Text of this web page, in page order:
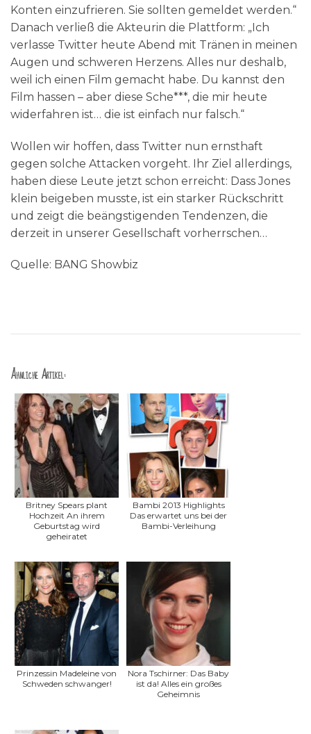
Konten einzufrieren. Sie sollten gemeldet werden.“
Danach verließ die Akteurin die Plattform: „Ich
verlasse Twitter heute Abend mit Tränen in meinen
Augen und schweren Herzens. Alles nur deshalb,
weil ich einen Film gemacht habe. Du kannst den
Film hassen – aber diese Sche***, die mir heute
widerfahren ist… die ist einfach nur falsch.“
Wollen wir hoffen, dass Twitter nun ernsthaft
gegen solche Attacken vorgeht. Ihr Ziel allerdings,
haben diese Leute jetzt schon erreicht: Dass Jones
klein beigeben musste, ist ein starker Rückschritt
und zeigt die beängstigenden Tendenzen, die
derzeit in unserer Gesellschaft vorherrschen…
Quelle: BANG Showbiz
Ähnliche Artikel:
Britney Spears plant
Hochzeit An ihrem
Geburtstag wird
geheiratet
Bambi 2013 Highlights
Das erwartet uns bei der
Bambi-Verleihung
Prinzessin Madeleine von
Schweden schwanger!
Nora Tschirner: Das Baby
ist da! Alles ein großes
Geheimnis